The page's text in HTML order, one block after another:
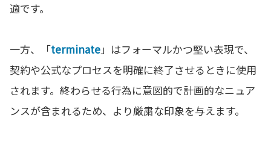
適です。
一方、「terminate」はフォーマルかつ堅い表現で、
契約や公式なプロセスを明確に終了させるときに使用
されます。終わらせる行為に意図的で計画的なニュア
ンスが含まれるため、より厳粛な印象を与えます。